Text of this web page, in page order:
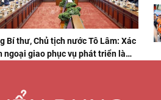
Bí thư, Chủ tịch nước Tô Lâm: Xác
ngoại giao phục vụ phát triển là